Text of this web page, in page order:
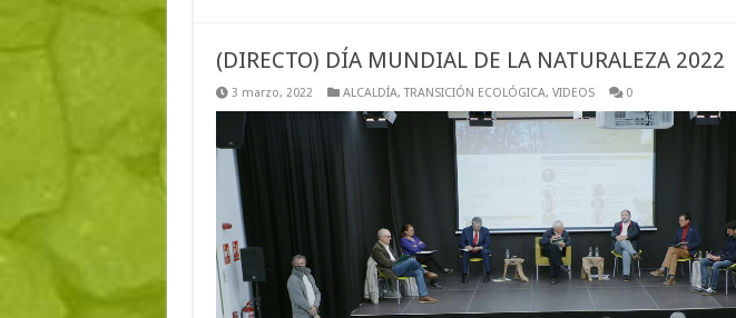
(DIRECTO) DÍA MUNDIAL DE LA NATURALEZA 2022
3 marzo, 2022 ALCALDÍA,TRANSICIÓN ECOLÓGICA, VIDEOS 0